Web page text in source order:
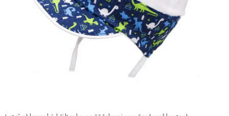
HODNOCENÍ OBCHODU
Proč AMÁLKA?
Doprava a platba
Postup pro vrácení a výměnu
Obchodní podmínky